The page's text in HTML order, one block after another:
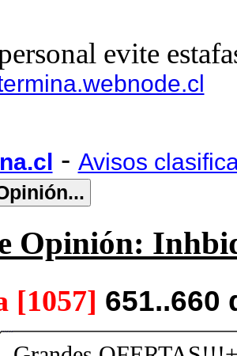
evite
- Avisos
Opinión:
[1057] 651..660